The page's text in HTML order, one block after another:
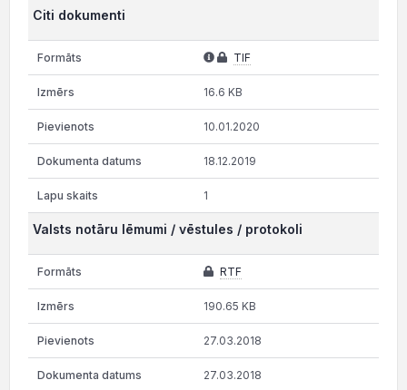
Citi dokumenti
TIF
16.6 KB
10.01.2020
18.12.2019
1
Valsts notāru lēmumi / vēstules / protokoli
RTF
190.65 KB
27.03.2018
27.03.2018